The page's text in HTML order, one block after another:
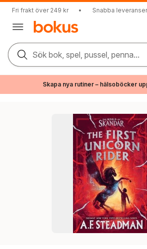
Fri frakt över 249 kr • Snabba leveranser
Sök bok, spel, pussel, penna...
Skapa nya rutiner – hälsoböcker